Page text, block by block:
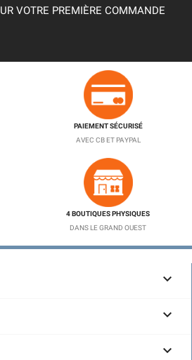
VOTRE PREMIÈRE COMMANDE
PAIEMENT SÉCURISÉ
AVEC CB ET PAYPAL
4 BOUTIQUES PHYSIQUES
DANS LE GRAND OUEST


